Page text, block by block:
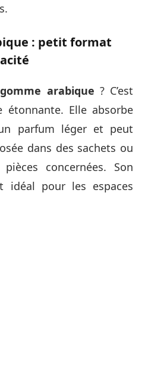
: petit format
gomme arabique ? C’est
étonnante. Elle absorbe
parfum léger et peut
dans des sachets ou
concernées. Son
idéal pour les espaces